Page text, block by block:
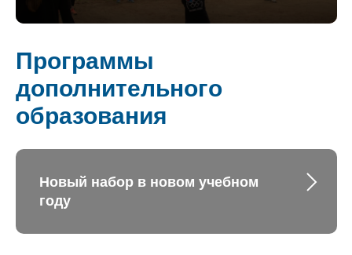
Программы
дополнительного
образования
Новый набор в новом учебном
году